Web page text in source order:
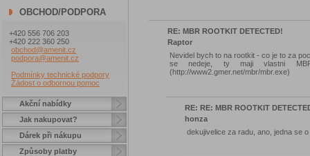
OBCHOD/PODPORA
+420 556 706 203
+420 222 360 250
obchod@amenit.cz
podpora@amenit.cz
Podmínky technické podpory
Žádost o odbornou pomoc
Akční nabídky
Jak nakupovat?
Dárek při nákupu
Způsoby platby
RE: MBR ROOTKIT DETECTED!
Raptor
Nevidel bych to na rootkit - co je to za
se nedeje, ty maji vlastni
(http://www2.gmer.net/mbr/mbr.exe)
RE: RE: MBR ROOTKIT
honza
dekujivelice za radu, ano, jedna se